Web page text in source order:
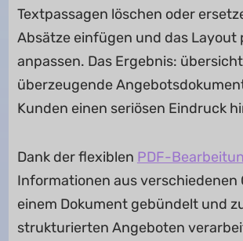
Textpassagen löschen oder
Absätze einfügen und das Layout
anpassen. Das Ergebnis:
überzeugende
Kunden einen seriösen Eindruck
Dank der flexiblen PDF-
Informationen aus verschiedenen
einem Dokument gebündelt und
strukturierten Angeboten